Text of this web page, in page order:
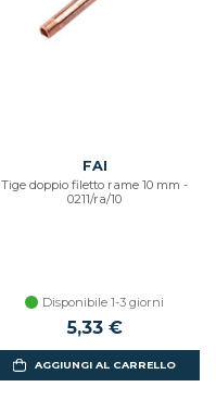
FAI
Tige doppio filetto rame 10 mm -
0211/ra/10
Disponibile 1-3 giorni
5,33 €
AGGIUNGI AL CARRELLO